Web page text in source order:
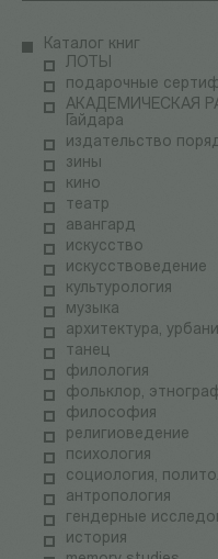
Каталог книг
ЛОТЫ
подарочные
АКАДЕМИЧЕСКАЯ
Гайдара
издательство
зины
кино
театр
авангард
искусство
искусствоведение
культурология
музыка
архитектура,
танец
филология
фольклор,
философия
религиоведение
психология
социология,
антропология
гендерные
история